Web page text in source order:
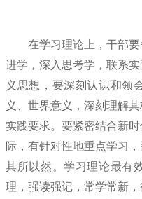
在学习理论上，干部要
进学，深入思考学，联系
义思想，要深刻认识和领
义、世界意义，深刻理解
实践要求。要紧密结合新
际，有针对性地重点学习
其所以然。学习理论最有
理，强读强记，常学常新